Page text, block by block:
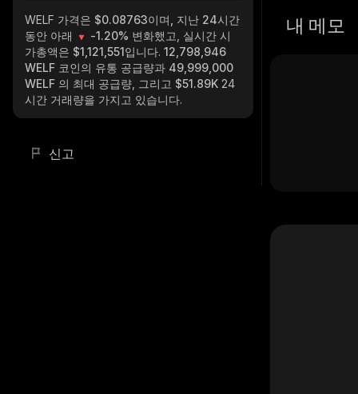
WELF 가격은 $0.08763이며, 지난 24시간
동안 아래
-1.20% 변화했고, 실시간 시
가총액은 $1,121,551입니다. 12,798,946
WELF 코인의 유통 공급량과 49,999,000
WELF 의 최대 공급량, 그리고 $51.89K 24
시간 거래량을 가지고 있습니다.
신고
내 메모